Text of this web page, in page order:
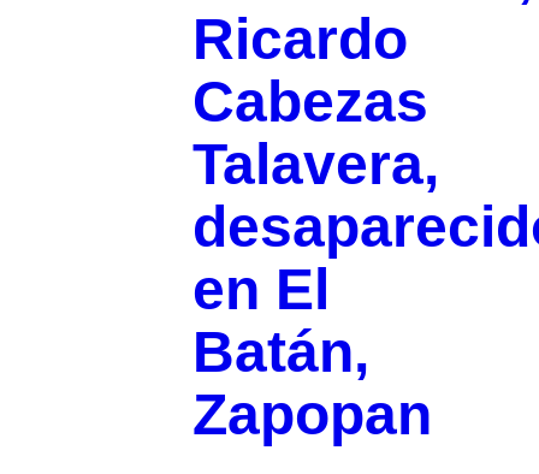
Ricardo
Cabezas
Talavera,
en El
Batán,
Zapopan